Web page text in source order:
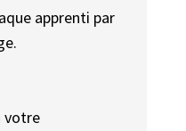
apprenti par
votre